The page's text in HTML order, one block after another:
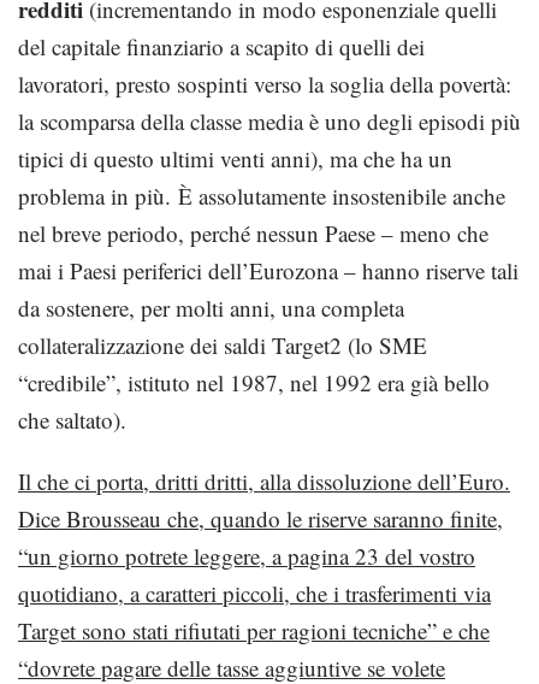
redditi (incrementando in modo esponenziale quelli
del capitale finanziario a scapito di quelli dei
lavoratori, presto sospinti verso la soglia della povertà:
la scomparsa della classe media è uno degli episodi più
tipici di questo ultimi venti anni), ma che ha un
problema in più. È assolutamente insostenibile anche
nel breve periodo, perché nessun Paese – meno che
mai i Paesi periferici dell’Eurozona – hanno riserve tali
da sostenere, per molti anni, una completa
collateralizzazione dei saldi Target2 (lo SME
“credibile”, istituto nel 1987, nel 1992 era già bello
che saltato).
Il che ci porta, dritti dritti, alla dissoluzione dell’Euro.
Dice Brousseau che, quando le riserve saranno finite,
“un giorno potrete leggere, a pagina 23 del vostro
quotidiano, a caratteri piccoli, che i trasferimenti via
Target sono stati rifiutati per ragioni tecniche” e che
“dovrete pagare delle tasse aggiuntive se volete